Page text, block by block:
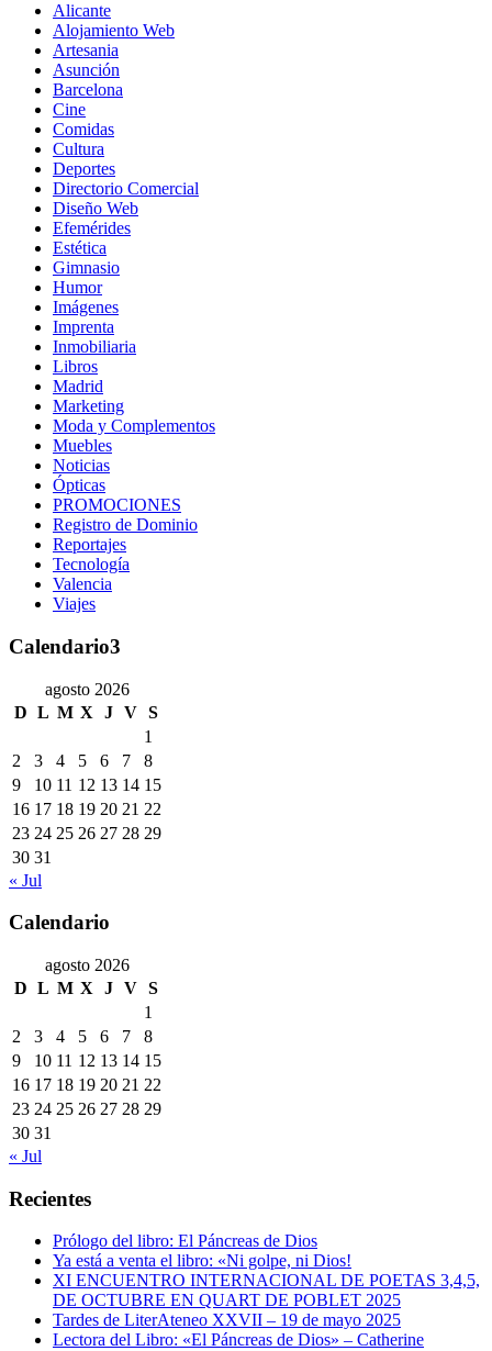
Alicante
Alojamiento Web
Artesania
Asunción
Barcelona
Cine
Comidas
Cultura
Deportes
Directorio Comercial
Diseño Web
Efemérides
Estética
Gimnasio
Humor
Imágenes
Imprenta
Inmobiliaria
Libros
Madrid
Marketing
Moda y Complementos
Muebles
Noticias
Ópticas
PROMOCIONES
Registro de Dominio
Reportajes
Tecnología
Valencia
Viajes
Calendario3
agosto 2026
D L M X J V S
1
2
3 4 5 6 7
8
9
10 11 12 13 14 15
16 17 18 19 20 21 22
23 24 25 26 27 28 29
30 31
« Jul
Calendario
agosto 2026
D L M X J V S
1
2
3 4 5 6 7
8
9
10 11 12 13 14 15
16 17 18 19 20 21 22
23 24 25 26 27 28 29
30 31
« Jul
Recientes
Prólogo del libro: El Páncreas de Dios
Ya está a venta el libro: «Ni golpe, ni Dios!
XI ENCUENTRO INTERNACIONAL DE POETAS 3,4,5,
DE OCTUBRE EN QUART DE POBLET 2025
Tardes de LiterAteneo XXVII – 19 de mayo 2025
Lectora del Libro: «El Páncreas de Dios» – Catherine